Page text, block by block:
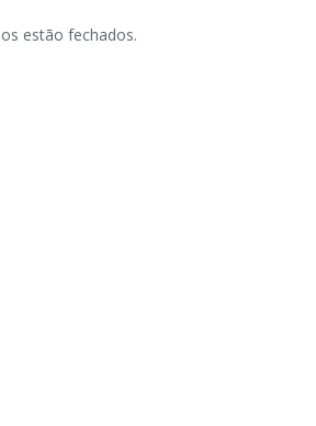
estão fechados.